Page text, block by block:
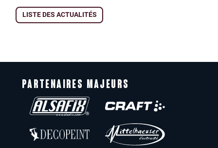
LISTE DES ACTUALITÉS
PARTENAIRES MAJEURS